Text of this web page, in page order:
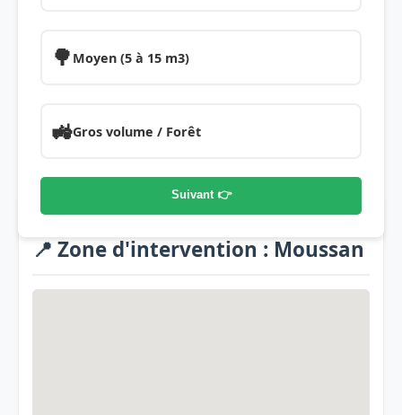
🌳 Moyen (5 à 15 m3)
🚜Gros volume / Forêt
Suivant 👉
📍 Zone d'intervention : Moussan